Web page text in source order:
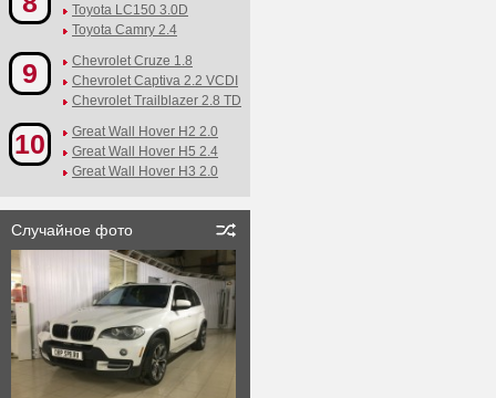
Toyota LC150 3.0D
Toyota Camry 2.4
9
Chevrolet Cruze 1.8
Chevrolet Captiva 2.2 VCDI
Chevrolet Trailblazer 2.8 TD
10
Great Wall Hover H2 2.0
Great Wall Hover H5 2.4
Great Wall Hover H3 2.0
Случайное фото